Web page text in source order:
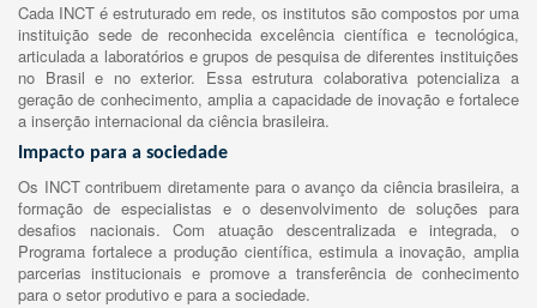
Cada INCT é estruturado em rede, os institutos são compostos por uma
instituição sede de reconhecida excelência científica e tecnológica,
articulada a laboratórios e grupos de pesquisa de diferentes instituições
no Brasil e no exterior. Essa estrutura colaborativa potencializa a
geração de conhecimento, amplia a capacidade de inovação e fortalece
a inserção internacional da ciência brasileira.
Impacto para a sociedade
Os INCT contribuem diretamente para o avanço da ciência brasileira, a
formação de especialistas e o desenvolvimento de soluções para
desafios nacionais. Com atuação descentralizada e integrada, o
Programa fortalece a produção científica, estimula a inovação, amplia
parcerias institucionais e promove a transferência de conhecimento
para o setor produtivo e para a sociedade.